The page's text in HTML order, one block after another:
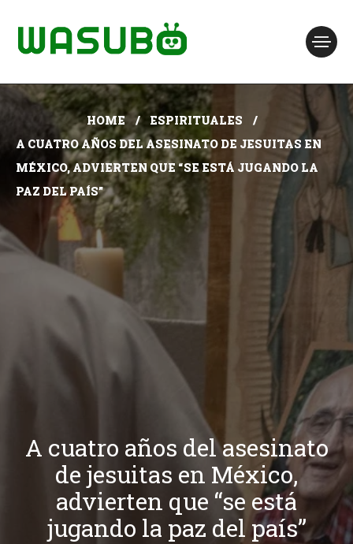
HOME
ESPIRITUALES
A CUATRO AÑOS DEL ASESINATO DE JESUITAS EN
MÉXICO, ADVIERTEN QUE “SE ESTÁ JUGANDO LA
PAZ DEL PAÍS”
A cuatro años del asesinato
de jesuitas en México,
advierten que “se está
jugando la paz del país”